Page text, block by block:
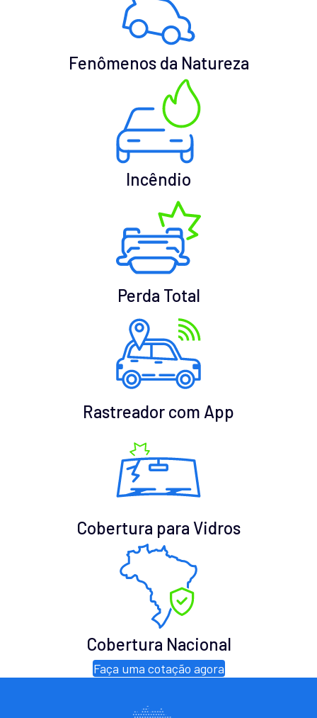
Fenômenos da Natureza
Incêndio
Perda Total
Rastreador com App
Cobertura para Vidros
Cobertura Nacional
Faça uma cotação agora